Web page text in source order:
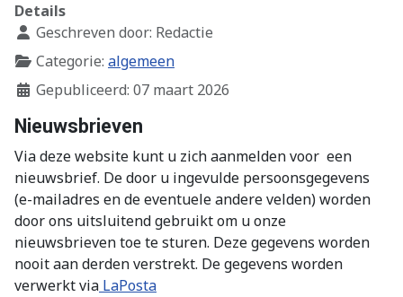
Details
Geschreven door: Redactie
Categorie: algemeen
Gepubliceerd: 07 maart 2026
Nieuwsbrieven
Via deze website kunt u zich aanmelden voor een
nieuwsbrief. De door u ingevulde persoonsgegevens
(e-mailadres en de eventuele andere velden) worden
door ons uitsluitend gebruikt om u onze
nieuwsbrieven toe te sturen. Deze gegevens worden
nooit aan derden verstrekt. De gegevens worden
verwerkt via LaPosta